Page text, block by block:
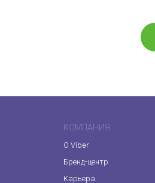
КОМПАНИЯ
О Viber
Бренд-центр
Карьера